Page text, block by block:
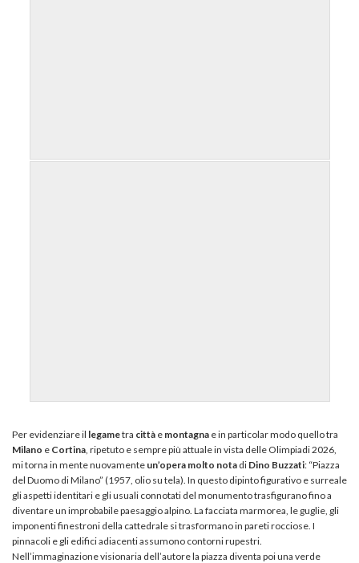
Per evidenziare il legametra città e montagna e in particolar modo quello tra
Milano e Cortina , ripetuto e sempre più attuale in vista delle Olimpiadi 2026,
mi torna in mente nuovamente un’opera molto nota di Dino Buzzati: “Piazza
del Duomo di Milano” (1957, olio su tela). In questo dipinto figurativo e surreale
gli aspetti identitari e gli usuali connotati del monumento trasfigurano fino a
diventare un improbabile paesaggio alpino. La facciata marmorea, le guglie, gli
imponenti finestroni della cattedrale si trasformano in pareti rocciose. I
pinnacoli e gli edifici adiacenti assumono contorni rupestri.
Nell’immaginazione visionaria dell’autore la piazza diventa poi una verde